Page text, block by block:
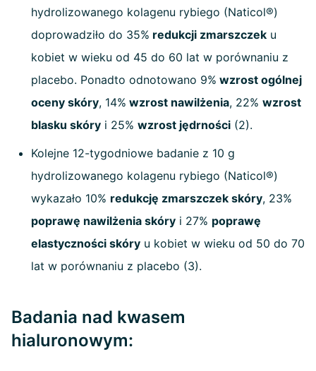
hydrolizowanego kolagenu rybiego (Naticol®)
doprowadziło do 35% redukcji zmarszczek u
kobiet w wieku od 45 do 60 lat w porównaniu z
placebo. Ponadto odnotowano 9% wzrost ogólnej
oceny skóry, 14% wzrost nawilżenia, 22% wzrost
blasku skóry i 25% wzrost jędrności (2).
Kolejne 12-tygodniowe badanie z 10 g
hydrolizowanego kolagenu rybiego (Naticol®)
wykazało 10% redukcję zmarszczek skóry, 23%
poprawę nawilżenia skóry i 27% poprawę
elastyczności skóry u kobiet w wieku od 50 do 70
lat w porównaniu z placebo (3).
Badania nad kwasem
hialuronowym: